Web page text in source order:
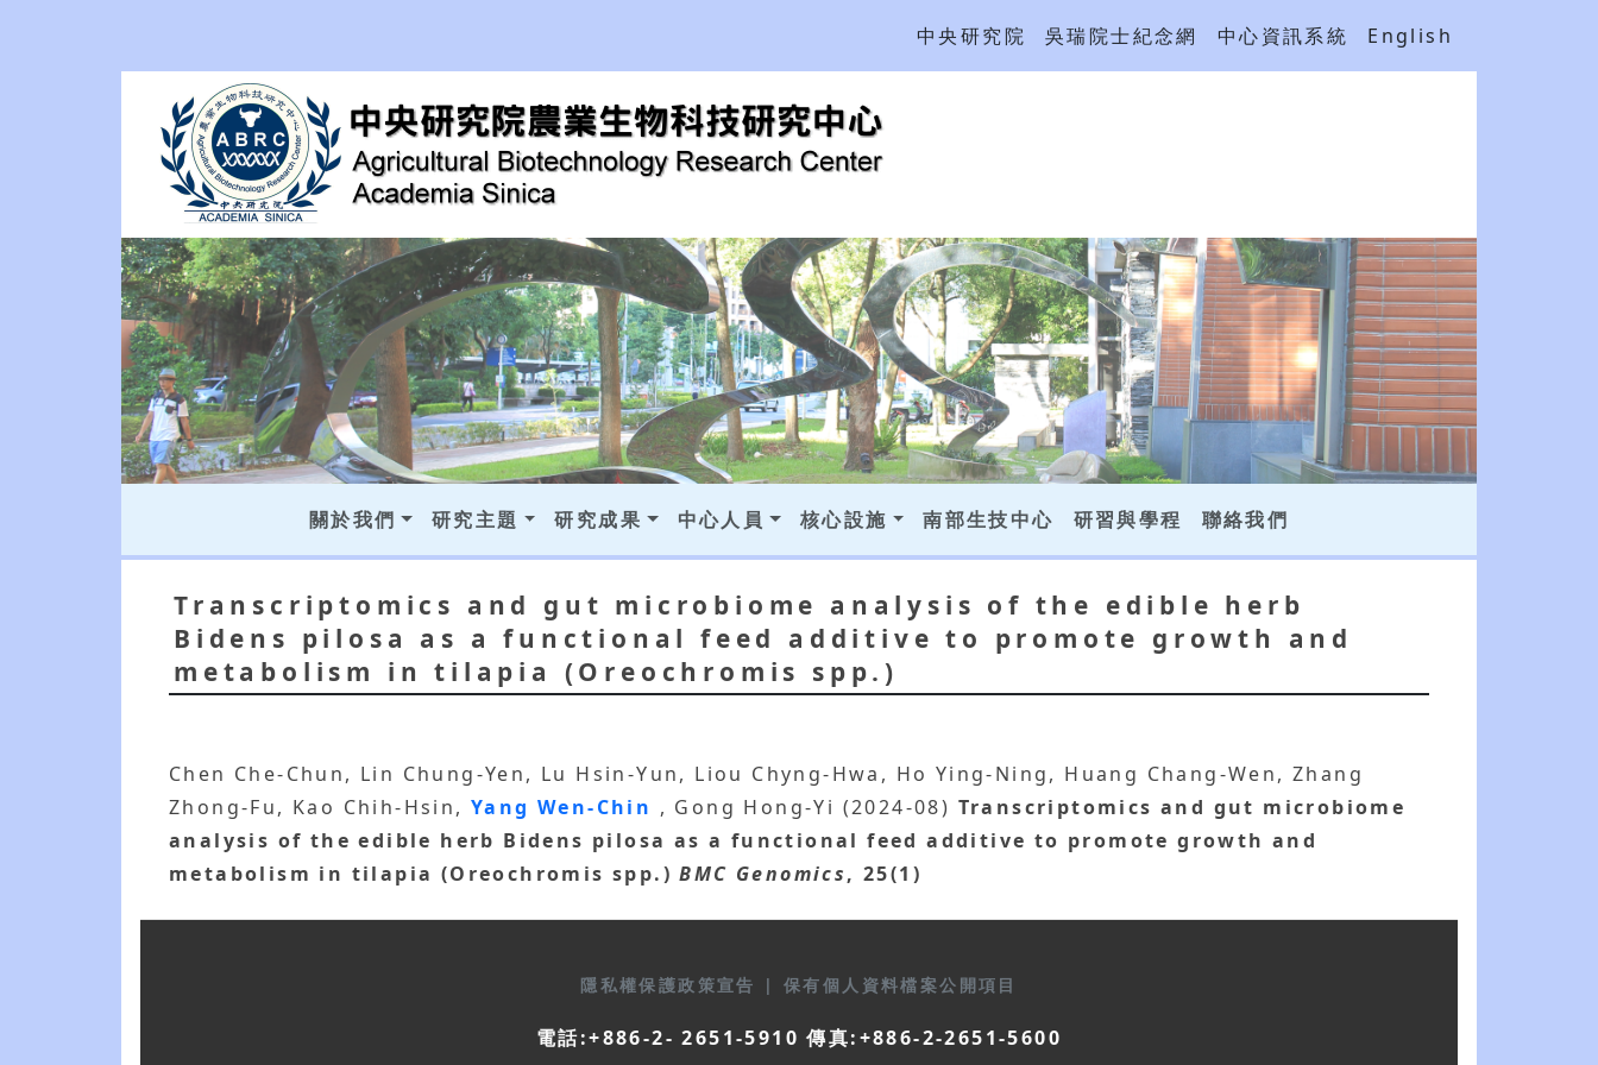
中央研究院 吳瑞院士紀念網 中心資訊系統 English
關於我們 研究主題 研究成果 中心人員 核心設施 南部生技中心 研習與學程 聯絡我們
Transcriptomics and gut microbiome analysis of the edible herb
Bidens pilosa as a functional feed additive to promote growth and
metabolism in tilapia (Oreochromis spp.)
Chen Che-Chun, Lin Chung-Yen, Lu Hsin-Yun, Liou Chyng-Hwa, Ho Ying-Ning, Huang Chang-Wen, Zhang
Zhong-Fu, Kao Chih-Hsin, Yang Wen-Chin , Gong Hong-Yi (2024-08) Transcriptomics and gut microbiome
analysis of the edible herb Bidens pilosa as a functional feed additive to promote growth and
metabolism in tilapia (Oreochromis spp.) BMC Genomics, 25(1)
隱私權保護政策宣告 | 保有個人資料檔案公開項目
電話:+886-2- 2651-5910 傳真:+886-2-2651-5600